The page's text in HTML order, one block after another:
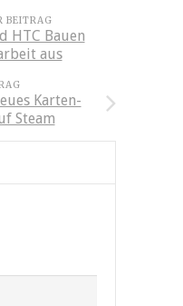
BEITRAG
HTC Bauen
aus
Karten-
Steam